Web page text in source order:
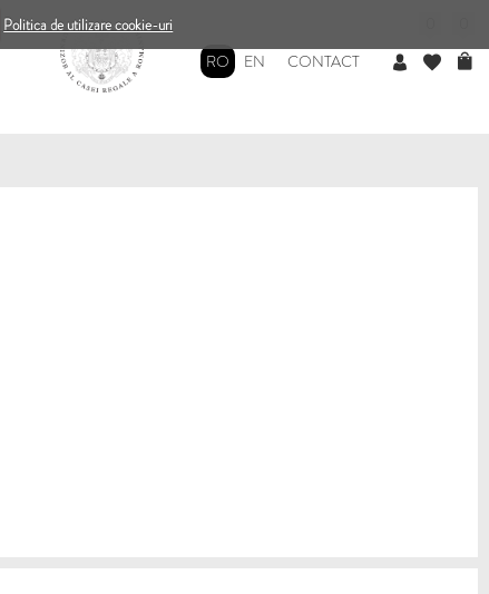
Politica de utilizare cookie-uri
RO EN CONTACT